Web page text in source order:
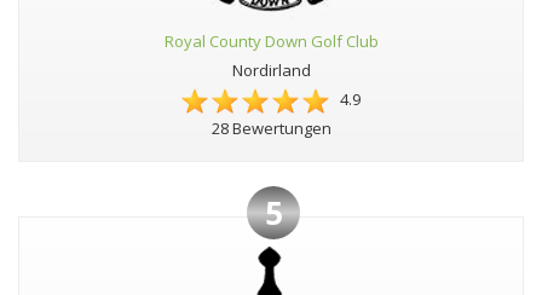
Royal County Down Golf Club
Nordirland
4.9
28 Bewertungen
5